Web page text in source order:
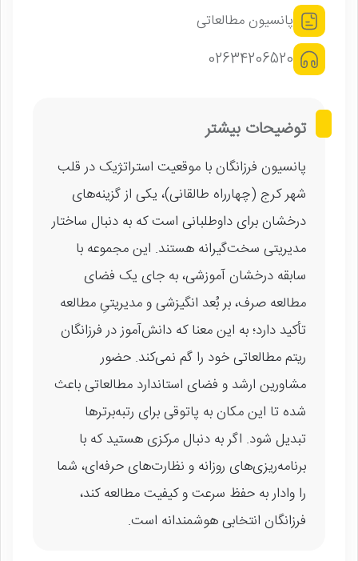
پانسیون مطالعاتی
02634206520
توضیحات بیشتر
پانسیون فرزانگان با موقعیت استراتژیک در قلب
شهر کرج (چهارراه طالقانی)، یکی از گزینه‌های
درخشان برای داوطلبانی است که به دنبال ساختار
مدیریتی سخت‌گیرانه هستند. این مجموعه با
سابقه درخشان آموزشی، به جای یک فضای
مطالعه صرف، بر بُعد انگیزشی و مدیریتیِ مطالعه
تأکید دارد؛ به این معنا که دانش‌آموز در فرزانگان
ریتم مطالعاتی خود را گم نمی‌کند. حضور
مشاورین ارشد و فضای استاندارد مطالعاتی باعث
شده تا این مکان به پاتوقی برای رتبه‌برترها
تبدیل شود. اگر به دنبال مرکزی هستید که با
برنامه‌ریزی‌های روزانه و نظارت‌های حرفه‌ای، شما
را وادار به حفظ سرعت و کیفیت مطالعه کند،
فرزانگان انتخابی هوشمندانه است.